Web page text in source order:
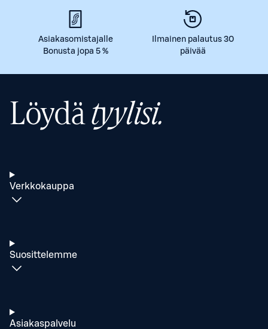
Asiakasomistajalle
Bonusta jopa 5 %
Ilmainen palautus 30
päivää
Löydätyylisi.
Verkkokauppa
Suosittelemme
Asiakaspalvelu